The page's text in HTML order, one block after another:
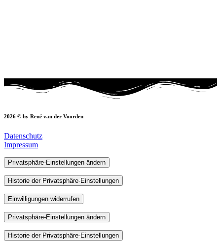
2026 © by René van der Voorden
Datenschutz
Impressum
Privatsphäre-Einstellungen ändern
Historie der Privatsphäre-Einstellungen
Einwilligungen widerrufen
Privatsphäre-Einstellungen ändern
Historie der Privatsphäre-Einstellungen